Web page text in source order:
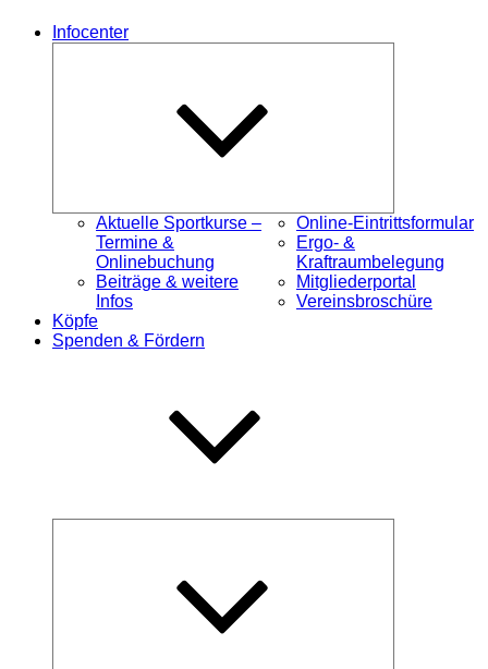
Infocenter
Aktuelle Sportkurse –
Termine &
Onlinebuchung
Beiträge & weitere
Infos
Online-Eintrittsformular
Ergo- &
Kraftraumbelegung
Mitgliederportal
Vereinsbroschüre
Köpfe
Spenden & Fördern